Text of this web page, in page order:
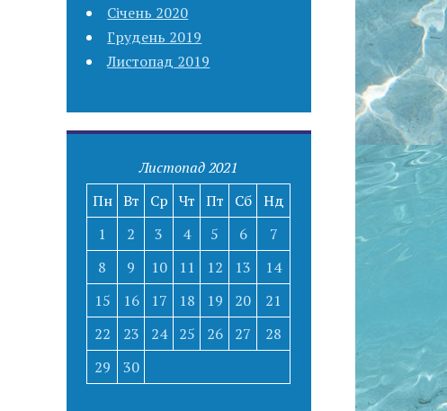
Січень 2020
Грудень 2019
Листопад 2019
Листопад 2021
Пн Вт Ср Чт Пт Сб Нд
1
2 3 4 5 6
7
8
9 10 11 12 13
14
15
16 17 18 19 20
21
22
23 24 25 26 27
28
29
30